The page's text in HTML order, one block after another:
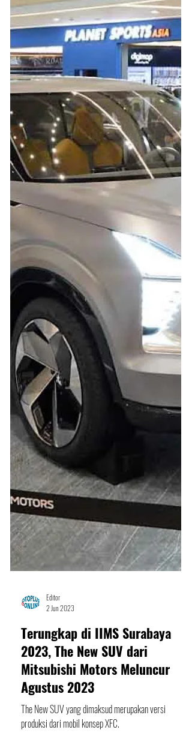
2 Jun 2023
Terungkap di IIMS Surabaya
2023, The New SUV dari
Mitsubishi Motors Meluncur
Agustus 2023
The New SUV yang dimaksud merupakan versi